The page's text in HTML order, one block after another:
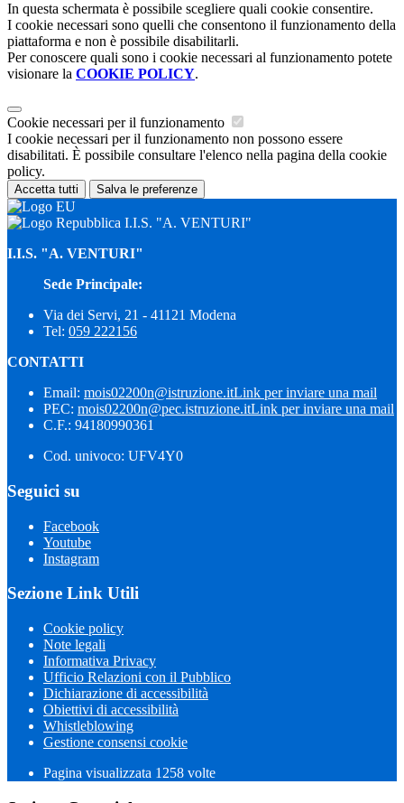
In questa schermata è possibile scegliere quali cookie consentire.
I cookie necessari sono quelli che consentono il funzionamento della
piattaforma e non è possibile disabilitarli.
Per conoscere quali sono i cookie necessari al funzionamento potete
visionare la COOKIE POLICY.
Cookie necessari per il funzionamento
I cookie necessari per il funzionamento non possono essere
disabilitati. È possibile consultare l'elenco nella pagina della cookie
policy.
Accetta tutti Salva le preferenze
I.I.S. "A. VENTURI"
I.I.S. "A. VENTURI"
Sede Principale:
Via dei Servi, 21 - 41121 Modena
Tel: 059 222156
CONTATTI
Email: mois02200n@istruzione.itLink per inviare una mail
PEC: mois02200n@pec.istruzione.itLink per inviare una mail
C.F.: 94180990361
Cod. univoco: UFV4Y0
Seguici su
Facebook
Youtube
Instagram
Sezione Link Utili
Cookie policy
Note legali
Informativa Privacy
Ufficio Relazioni con il Pubblico
Dichiarazione di accessibilità
Obiettivi di accessibilità
Whistleblowing
Gestione consensi cookie
Pagina visualizzata 1258 volte